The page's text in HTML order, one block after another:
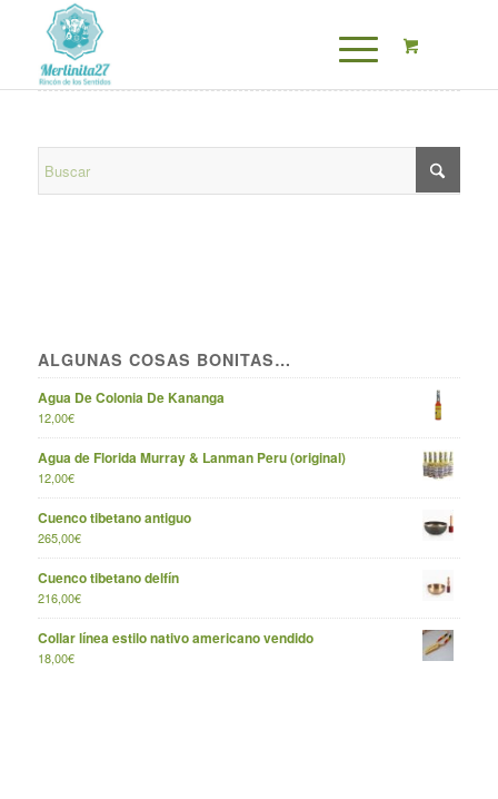
ALGUNAS COSAS BONITAS…
Agua De Colonia De Kananga
12,00€
Agua de Florida Murray & Lanman Peru (original)
12,00€
Cuenco tibetano antiguo
265,00€
Cuenco tibetano delfín
216,00€
Collar línea estilo nativo americano vendido
18,00€